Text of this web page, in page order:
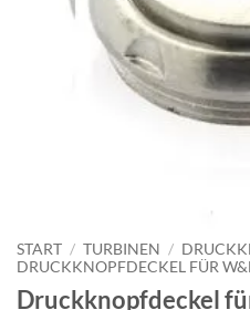
START / TURBINEN /
DRUCKKNOPFDECKEL FÜR
Druckknopfdeckel